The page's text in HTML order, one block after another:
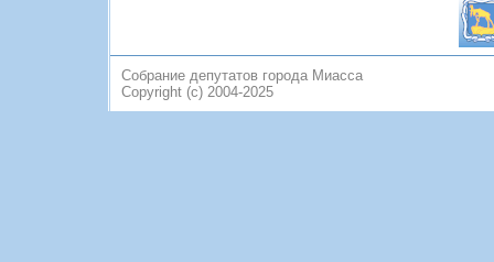
Собрание депутатов города Миасса
Copyright (c) 2004-2025